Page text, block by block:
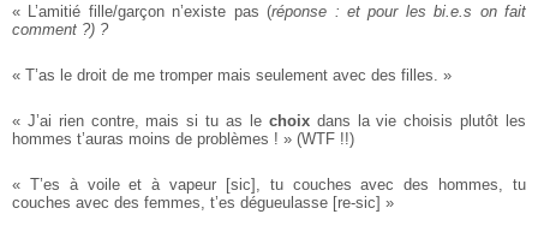
« L’amitié fille/garçon n’existe pas (réponse : et pour les bi.e.s on fait
comment ?) ?
« T’as le droit de me tromper mais seulement avec des filles. »
« J’ai rien contre, mais si tu as le choixdans la vie choisis plutôt les
hommes t’auras moins de problèmes ! » (WTF !!)
« T’es à voile et à vapeur [sic], tu couches avec des hommes, tu
couches avec des femmes, t’es dégueulasse [re-sic] »